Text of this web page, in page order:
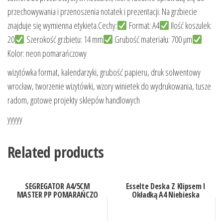
przechowywania i przenoszenia notatek i prezentacji. Na grzbiecie
znajduje się wymienna etykieta.Cechy:
Format: A4
Ilość koszulek:
20
Szerokość grzbietu: 14 mm
Grubość materiału: 700 μm
Kolor: neon pomarańczowy
wizytówka format, kalendarzyki, grubość papieru, druk solwentowy
wrocław, tworzenie wizytówki, wzory winietek do wydrukowania, tusze
radom, gotowe projekty sklepów handlowych
yyyyy
Related products
SEGREGATOR A4/5CM
MASTER PP POMARAŃCZO
Esselte Deska Z Klipsem I
Okładką A4 Niebieska